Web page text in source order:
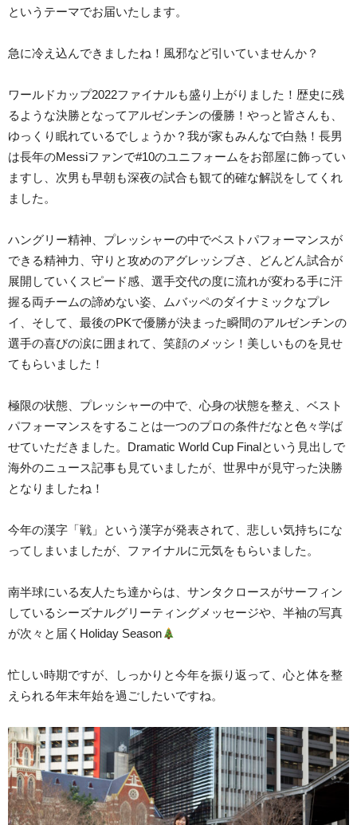
というテーマでお届いたします。
急に冷え込んできましたね！風邪など引いていませんか？
ワールドカップ2022ファイナルも盛り上がりました！歴史に残
るような決勝となってアルゼンチンの優勝！やっと皆さんも、
ゆっくり眠れているでしょうか？我が家もみんなで白熱！長男
は長年のMessiファンで#10のユニフォームをお部屋に飾ってい
ますし、次男も早朝も深夜の試合も観て的確な解説をしてくれ
ました。
ハングリー精神、プレッシャーの中でベストパフォーマンスが
できる精神力、守りと攻めのアグレッシブさ、どんどん試合が
展開していくスピード感、選手交代の度に流れが変わる手に汗
握る両チームの諦めない姿、ムバッペのダイナミックなプレ
イ、そして、最後のPKで優勝が決まった瞬間のアルゼンチンの
選手の喜びの涙に囲まれて、笑顔のメッシ！美しいものを見せ
てもらいました！
極限の状態、プレッシャーの中で、心身の状態を整え、ベスト
パフォーマンスをすることは一つのプロの条件だなと色々学ば
せていただきました。Dramatic World Cup Finalという見出しで
海外のニュース記事も見ていましたが、世界中が見守った決勝
となりましたね！
今年の漢字「戦」という漢字が発表されて、悲しい気持ちにな
ってしまいましたが、ファイナルに元気をもらいました。
南半球にいる友人たち達からは、サンタクロースがサーフィン
しているシーズナルグリーティングメッセージや、半袖の写真
が次々と届くHoliday Season
忙しい時期ですが、しっかりと今年を振り返って、心と体を整
えられる年末年始を過ごしたいですね。